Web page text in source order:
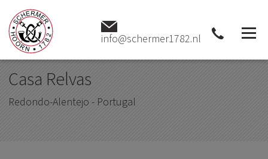
info@schermer1782.nl
Home
Casa Relvas - Redondo-Alentejo -
Portugal
Casa Relvas
Redondo-Alentejo - Portugal